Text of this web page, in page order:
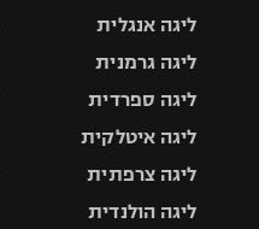
ליגה אנגלית
ליגה גרמנית
ליגה ספרדית
ליגה איטלקית
ליגה צרפתית
ליגה הולנדית